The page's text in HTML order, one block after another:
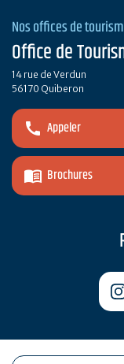
Nos offices de
Office de
14 rue de Verdun
56170 Quiberon
Appeler
Brochures